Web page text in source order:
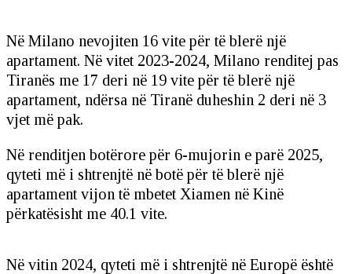
Në Milano nevojiten 16 vite për të blerë një
apartament. Në vitet 2023-2024, Milano renditej pas
Tiranës me 17 deri në 19 vite për të blerë një
apartament, ndërsa në Tiranë duheshin 2 deri në 3
vjet më pak.
Në renditjen botërore për 6-mujorin e parë 2025,
qyteti më i shtrenjtë në botë për të blerë një
apartament vijon të mbetet Xiamen në Kinë
përkatësisht me 40.1 vite.
Në vitin 2024, qyteti më i shtrenjtë në Europë është